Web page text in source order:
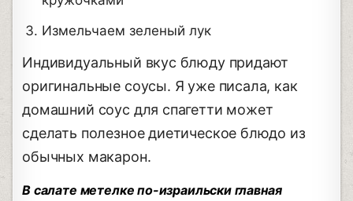
Измельчаем зеленый лук
Индивидуальный вкус блюду придают
оригинальные соусы. Я уже писала, как
домашний соус для спагетти может
сделать полезное диетическое блюдо из
обычных макарон.
В салате метелке по-израильски главная